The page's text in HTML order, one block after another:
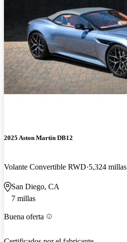
2025 Aston Martin DB12
Volante Convertible RWD 5,324 millas
San Diego, CA
7 millas
Buena oferta